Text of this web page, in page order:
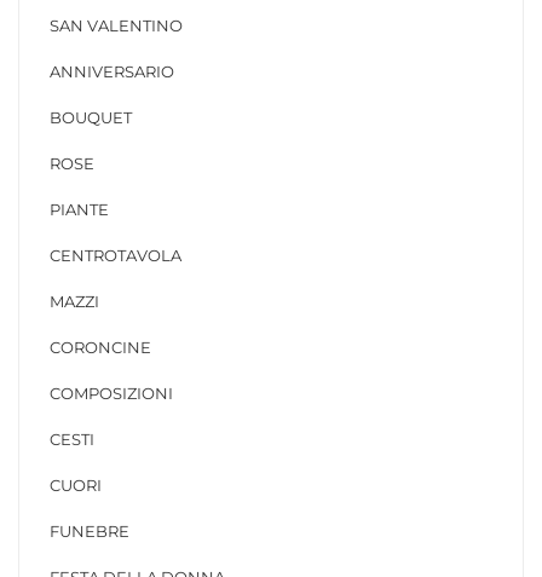
SAN VALENTINO
ANNIVERSARIO
BOUQUET
ROSE
PIANTE
CENTROTAVOLA
MAZZI
CORONCINE
COMPOSIZIONI
CESTI
CUORI
FUNEBRE